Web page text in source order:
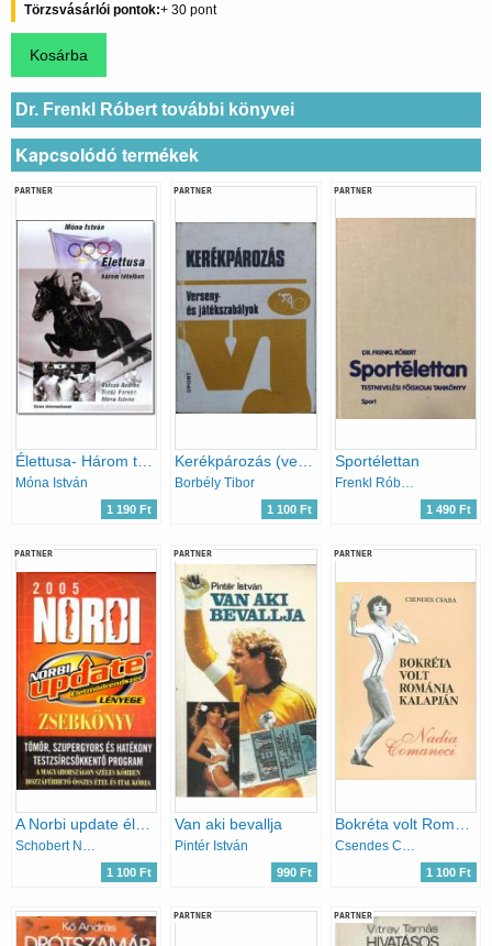
Törzsvásárlói pontok 30
Dr. Frenkl Róbert további könyvei
Kapcsolódó termékek
PARTNER
Élettusa- Három tételben
Móna István
1 190 Ft
PARTNER
Kerékpározás (verseny- és játékszabályok)
Borbély Tibor
1 100 Ft
PARTNER
Sportélettan
Frenkl Róbert dr.
1 490 Ft
PARTNER
Schobert Norbert
1 100 Ft
PARTNER
Van aki bevallja
Pintér István
990 Ft
PARTNER
Csendes Csaba
1 100 Ft
PARTNER PARTNER